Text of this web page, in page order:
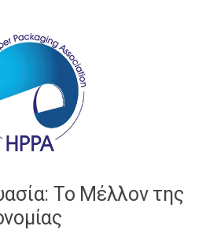
Το Μέλλον της